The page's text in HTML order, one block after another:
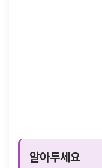
알아두세요